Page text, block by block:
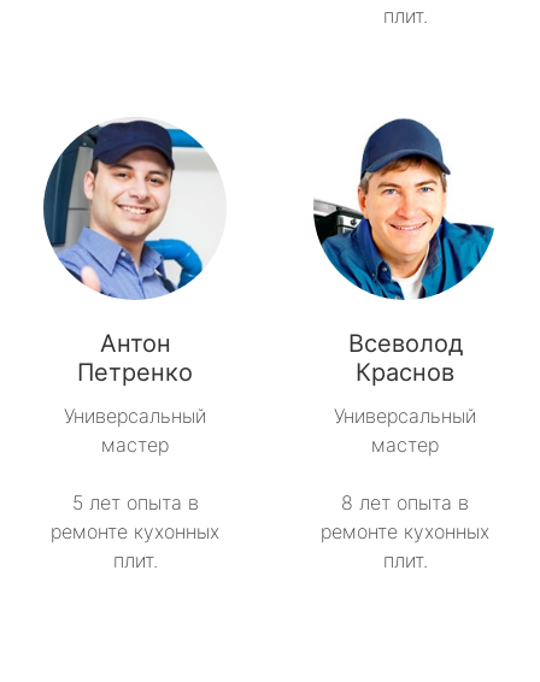
плит.
Антон
Петренко
Универсальный
мастер
5 лет опыта в
ремонте кухонных
плит.
Всеволод
Краснов
Универсальный
мастер
8 лет опыта в
ремонте кухонных
плит.